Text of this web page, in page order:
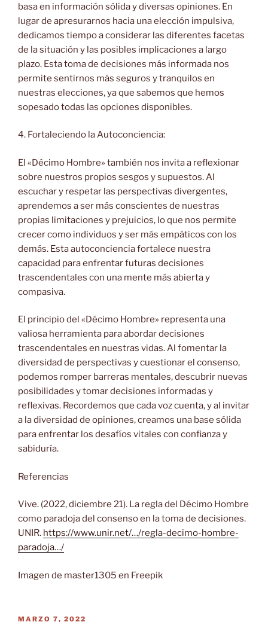
basa en información sólida y diversas opiniones. En
lugar de apresurarnos hacia una elección impulsiva,
dedicamos tiempo a considerar las diferentes facetas
de la situación y las posibles implicaciones a largo
plazo. Esta toma de decisiones más informada nos
permite sentirnos más seguros y tranquilos en
nuestras elecciones, ya que sabemos que hemos
sopesado todas las opciones disponibles.
4. Fortaleciendo la Autoconciencia:
El «Décimo Hombre» también nos invita a reflexionar
sobre nuestros propios sesgos y supuestos. Al
escuchar y respetar las perspectivas divergentes,
aprendemos a ser más conscientes de nuestras
propias limitaciones y prejuicios, lo que nos permite
crecer como individuos y ser más empáticos con los
demás. Esta autoconciencia fortalece nuestra
capacidad para enfrentar futuras decisiones
trascendentales con una mente más abierta y
compasiva.
El principio del «Décimo Hombre» representa una
valiosa herramienta para abordar decisiones
trascendentales en nuestras vidas. Al fomentar la
diversidad de perspectivas y cuestionar el consenso,
podemos romper barreras mentales, descubrir nuevas
posibilidades y tomar decisiones informadas y
reflexivas. Recordemos que cada voz cuenta, y al invitar
a la diversidad de opiniones, creamos una base sólida
para enfrentar los desafíos vitales con confianza y
sabiduría.
Referencias
Vive. (2022, diciembre 21). La regla del Décimo Hombre
como paradoja del consenso en la toma de decisiones.
UNIR. https://www.unir.net/…/regla-decimo-hombre-
paradoja…/
Imagen de master1305 en Freepik
PUBLICADO
MARZO 7, 2022